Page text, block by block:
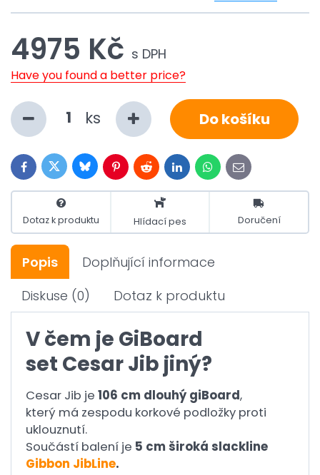
4975 Kč s DPH
Have you found a better price?
ks Do košíku
FacebookTwitterBlueskyPinterestRedditLinkedInWhatsApp
E-
mail
Dotaz k produktu Hlídací pes Doručení
Popis
Doplňující informace
Diskuse (0) Dotaz k produktu
V čem je GiBoard
set Cesar Jib jiný?
Cesar Jib je 106 cm dlouhý giBoard,
který má zespodu korkové podložky proti
uklouznutí.
Součástí balení je 5 cm široká slackline
Gibbon JibLine.